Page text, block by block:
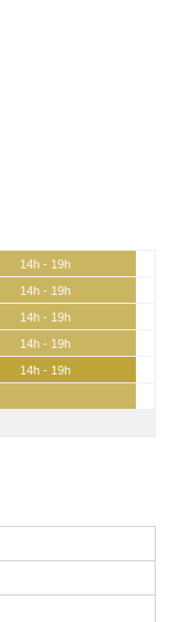
14h - 19h
14h - 19h
14h - 19h
14h - 19h
14h - 19h